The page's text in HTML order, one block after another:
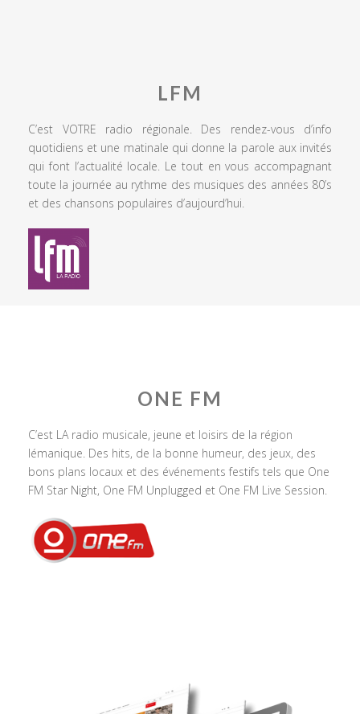
LFM
C’est VOTRE radio régionale. Des rendez-vous d’info
quotidiens et une matinale qui donne la parole aux invités
qui font l’actualité locale. Le tout en vous accompagnant
toute la journée au rythme des musiques des années 80’s
et des chansons populaires d’aujourd’hui.
ONE FM
C’est LA radio musicale, jeune et loisirs de la région
lémanique. Des hits, de la bonne humeur, des jeux, des
bons plans locaux et des événements festifs tels que One
FM Star Night, One FM Unplugged et One FM Live Session.